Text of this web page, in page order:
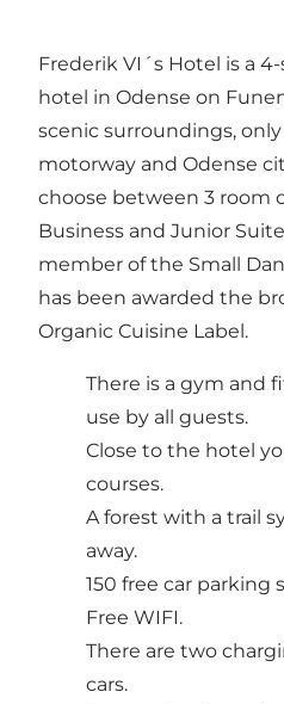
Frederik VI´s Hotel is a
hotel in Odense on
scenic surroundings,
motorway and Odense
choose between 3 room
Business and Junior
member of the Small
has been awarded the
Organic Cuisine Label.
There is a gym and
use by all guests.
Close to the hotel
courses.
A forest with a trail
away.
150 free car parking
Free WIFI.
There are two
cars.